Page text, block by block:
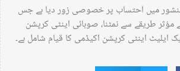
میں احتساب پر خصوصی زور دیا ہے جس
مؤثر طریقے سے نمٹنا، صوبائی اینٹی کرپشن
ایلیٹ اینٹی کرپشن اکیڈمی کا قیام شامل ہے۔